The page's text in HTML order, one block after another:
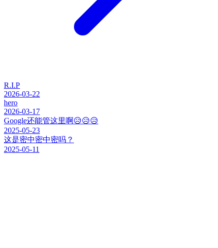
R.I.P
2026-03-22
hero
2026-03-17
Google还能管这里啊😥😥😥
2025-05-23
这是密中密中密吗？
2025-05-11